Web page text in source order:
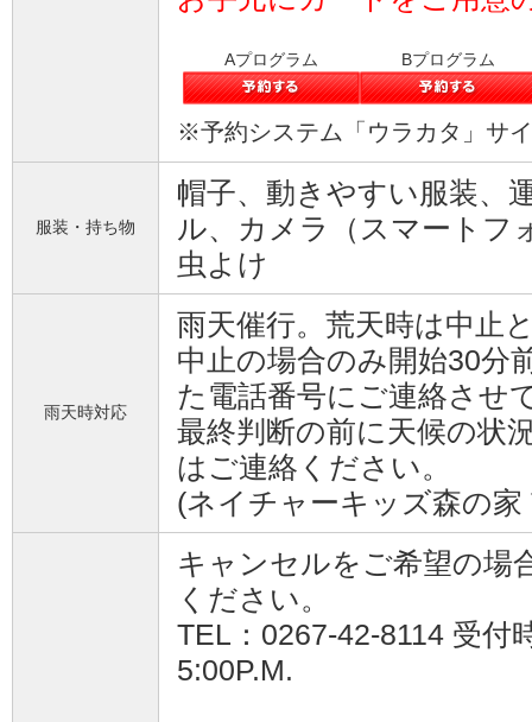
Aプログラム Bプログラム
※予約システム「ウラカタ」サ
服装・持ち物
帽子、動きやすい服装、
ル、カメラ（スマートフ
虫よけ
雨天時対応
雨天催行。荒天時は中⽌
中止の場合のみ開始30分
た電話番号にご連絡させ
最終判断の前に天候の状
はご連絡ください。
(ネイチャーキッズ森の家
キャンセルをご希望の場
ください。
TEL：0267-42-8114 受付
5:00P.M.